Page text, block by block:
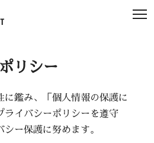
リシー
に鑑み、「個人情報の保護に
ライバシーポリシーを遵守
ー保護に努めます。